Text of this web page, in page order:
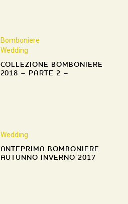
Bomboniere
Wedding
COLLEZIONE BOMBONIERE
2018 – PARTE 2 –
Wedding
ANTEPRIMA BOMBONIERE
AUTUNNO INVERNO 2017